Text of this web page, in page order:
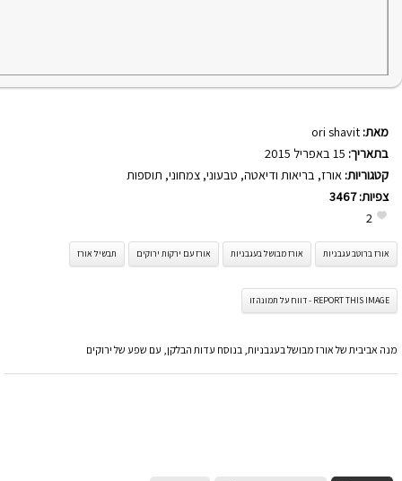
מאת: ori shavit
בתאריך:
קטגוריות: אורז, בריאות ודיאטה, טבעוני, צמחוני, תוספות
צפיות:3467
2
אורז ברוטב עגבניות אורז מבושל בעגבניות אורז עם ירקות ירוקים תבשיל אורז
REPORT THIS IMAGE - דווח על תמונה זו
מנה אביבית של אורז מבושל בעגבניות, בנוסח עדות הבלקן, עם שפע של ירוקים